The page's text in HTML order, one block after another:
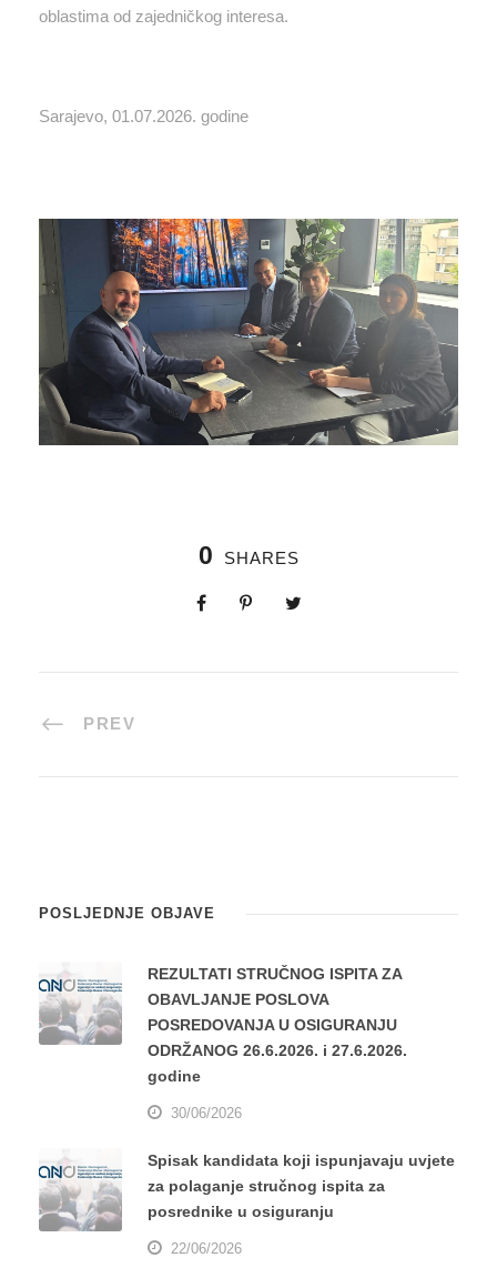
oblastima od zajedničkog interesa.
Sarajevo, 01.07.2026. godine
0 SHARES
PREV
POSLJEDNJE OBJAVE
REZULTATI STRUČNOG ISPITA ZA
OBAVLJANJE POSLOVA
POSREDOVANJA U OSIGURANJU
ODRŽANOG 26.6.2026. i 27.6.2026.
godine
30/06/2026
Spisak kandidata koji ispunjavaju uvjete
za polaganje stručnog ispita za
posrednike u osiguranju
22/06/2026